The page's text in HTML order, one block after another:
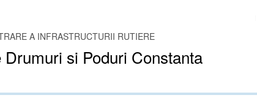
A INFRASTRUCTURII RUTIERE
si Poduri Constanta